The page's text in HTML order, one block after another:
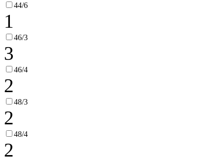
44/6
1
46/3
3
46/4
2
48/3
2
48/4
2